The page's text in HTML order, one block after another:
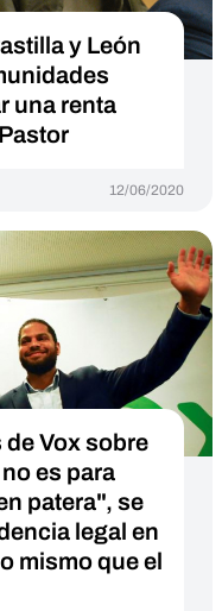
y León
una renta
12/06/2020
Vox sobre
es para
patera", se
legal en
mismo que el